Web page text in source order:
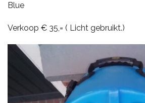
ORCHESTRA EN MARCHING
CYMBALS
Blue
Verkoop € 35,= ( Licht gebruikt.)